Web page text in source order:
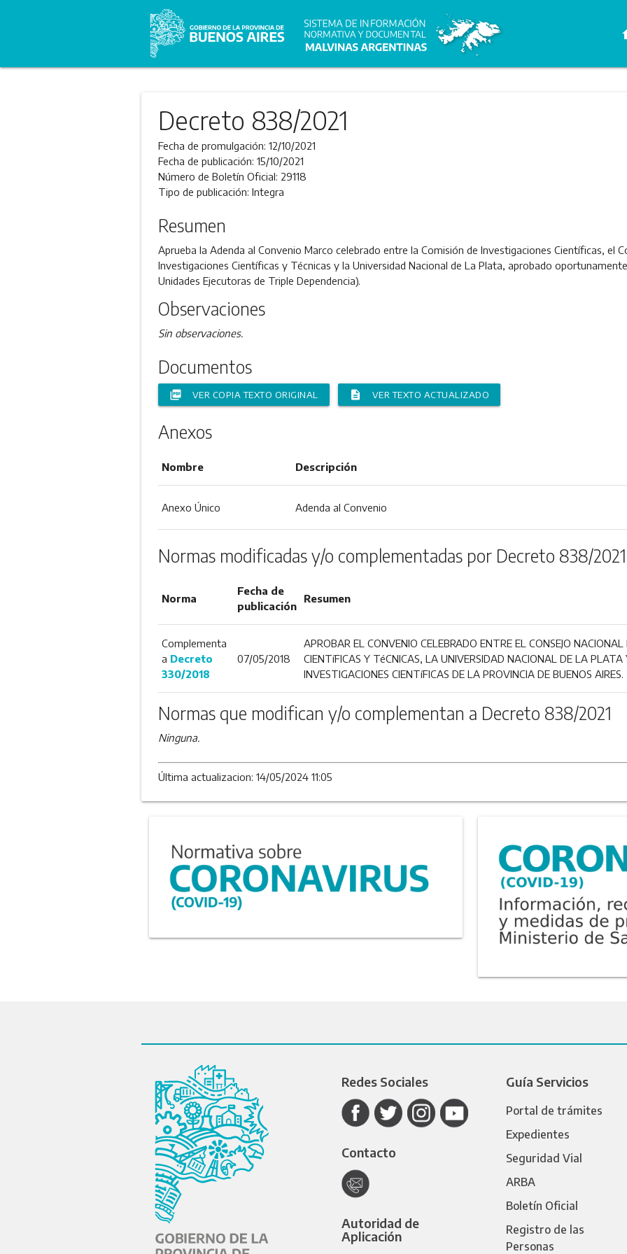
Decreto 838/2021
Fecha de promulgación: 12/10/2021
Fecha de publicación: 15/10/2021
Número de Boletín Oficial: 29118
Tipo de publicación: Integra
Resumen
Aprueba la Adenda al Convenio Marco celebrado entre la Comisión de Investigaciones Científicas, el
Investigaciones Científicas y Técnicas y la Universidad Nacional de La Plata, aprobado
Unidades Ejecutoras de Triple Dependencia).
Observaciones
Sin observaciones.
Documentos
picture_as_pdf VER COPIA TEXTO ORIGINAL description VER TEXTO ACTUALIZADO
Anexos
Nombre Descripción
Anexo Único Adenda al Convenio
Normas modificadas y/o complementadas por Decreto 838/2021
Norma
Fecha de
publicación
Resumen
Complementa
a Decreto
330/2018
07/05/2018
APROBAR EL CONVENIO CELEBRADO ENTRE EL CONSEJO NACIONAL
CIENTíFICAS Y TéCNICAS, LA UNIVERSIDAD NACIONAL DE LA PLATA
INVESTIGACIONES CIENTíFICAS DE LA PROVINCIA DE BUENOS AIRES.
Normas que modifican y/o complementan a Decreto 838/2021
Ninguna.
Última actualizacion: 14/05/2024 11:05
Redes Sociales
Contacto
Autoridad de
Aplicación
Guía Servicios
Portal de trámites
Expedientes
Seguridad Vial
ARBA
Boletín Oficial
Registro de las
Personas